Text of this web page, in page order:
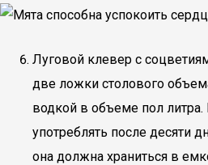
Луговой клевер с
две ложки столового
водкой в объеме пол
употреблять после десяти
она должна храниться в